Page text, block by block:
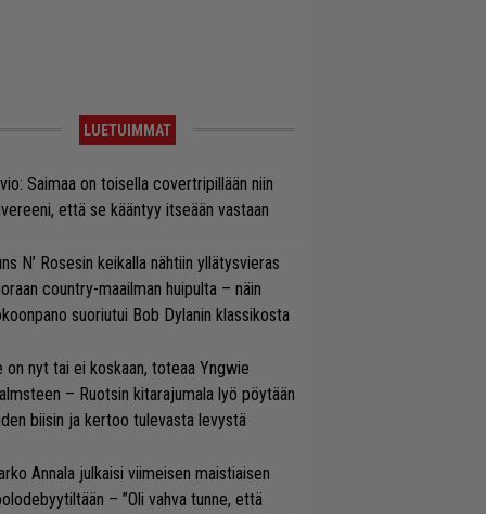
LUETUIMMAT
Saimaa on toisella covertripillään niin
että se kääntyy itseään vastaan
N’ Rosesin keikalla nähtiin yllätysvieras
country-maailman huipulta – näin
suoriutui Bob Dylanin klassikosta
on nyt tai ei koskaan, toteaa Yngwie
– Ruotsin kitarajumala lyö pöytään
biisin ja kertoo tulevasta levystä
Annala julkaisi viimeisen maistiaisen
– ”Oli vahva tunne, että